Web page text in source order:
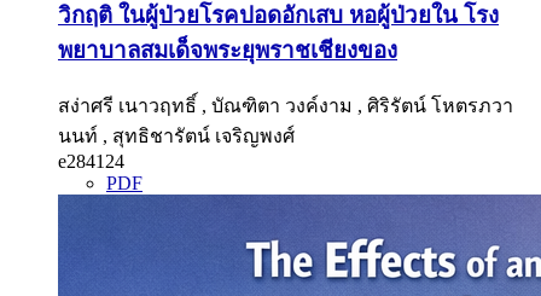
วิกฤติ ในผู้ป่วยโรคปอดอักเสบ หอผู้ป่วยใน โรง
พยาบาลสมเด็จพระยุพราชเชียงของ
สง่าศรี เนาวฤทธิ์ , บัณฑิตา วงค์งาม , ศิริรัตน์ โหตรภวา
นนท์ , สุทธิชารัตน์ เจริญพงศ์
e284124
PDF